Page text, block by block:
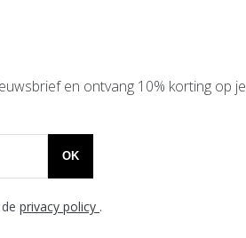
en ontvang 10% korting op je
OK
privacy policy .